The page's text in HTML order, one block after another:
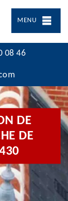
MENU
08 46
DE
DE